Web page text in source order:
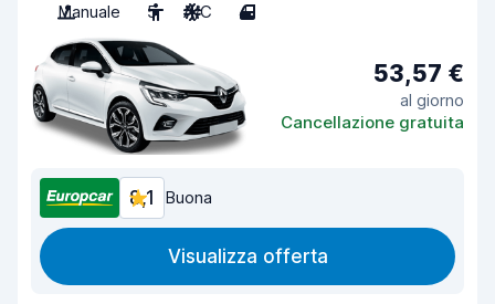
Manuale
5 A/C 4
53,57 €
al giorno
Cancellazione gratuita
8,1 Buona
Visualizza offerta